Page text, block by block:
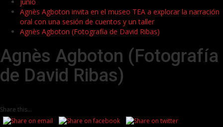
Agnès Agboton invita en el museo TEA a explorar la narración
oral con una sesión de cuentos y un taller
Agnès Agboton (Fotografía de David Ribas)
Agnès Agboton (Fotografía
de David Ribas)
Share this...